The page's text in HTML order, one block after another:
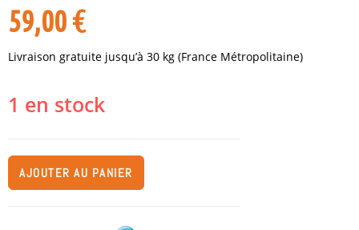
59,00€
Livraison gratuite jusqu’à 30 kg (France Métropolitaine)
1 en stock
AJOUTER AU PANIER